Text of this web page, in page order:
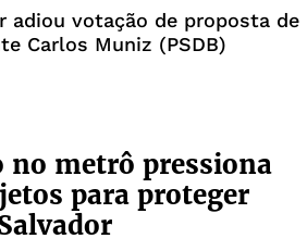
adiou votação de proposta de
Carlos Muniz (PSDB)
no metrô pressiona
para proteger